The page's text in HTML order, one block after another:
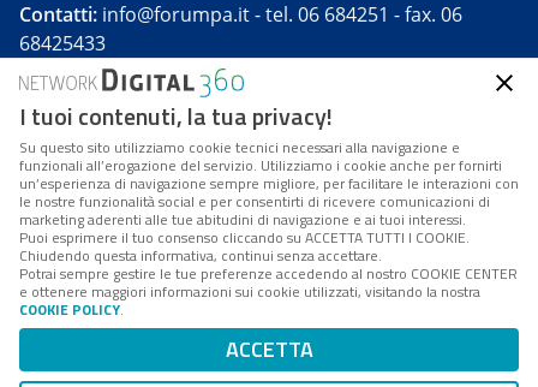
Contatti: info@forumpa.it- tel. 06 684251 - fax. 06
68425433
Forumpa.itè una pubblicazione telematica iscritta
presso Registro della stampa del Tribunale di Roma -
Reg. n. 182 del 2 maggio 2008 - Direttore resp. Michela
Stentella
FPA s.r.l. è società soggetta a Direzione e
Coordinamento da parte di Digital360 S.p.A. - FPA s.r.l.
è un'azienda certificata per il sistema di management
Codice Fiscale/Partita IVA n. 10693191008 - R.E.A. Roma
n. 1249791. ISP AWS
I tuoi contenuti, la tua privacy!
Su questo sito utilizziamo cookie tecnici necessari alla navigazione e
funzionali all’erogazione del servizio. Utilizziamo i cookie anche per fornirti
un’esperienza di navigazione sempre migliore, per facilitare le interazioni con
le nostre funzionalità social e per consentirti di ricevere comunicazioni di
marketing aderenti alle tue abitudini di navigazione e ai tuoi interessi.
Puoi esprimere il tuo consenso cliccando su ACCETTA TUTTI I COOKIE.
Chiudendo questa informativa, continui senza accettare.
Potrai sempre gestire le tue preferenze accedendo al nostro COOKIE CENTER
e ottenere maggiori informazioni sui cookie utilizzati, visitando la nostra
COOKIE POLICY.
ACCETTA